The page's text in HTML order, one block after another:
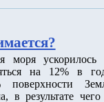
моря ускорилось
на 12% в
в результате